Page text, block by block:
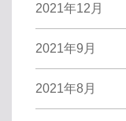
2021年12月
2021年9月
2021年8月